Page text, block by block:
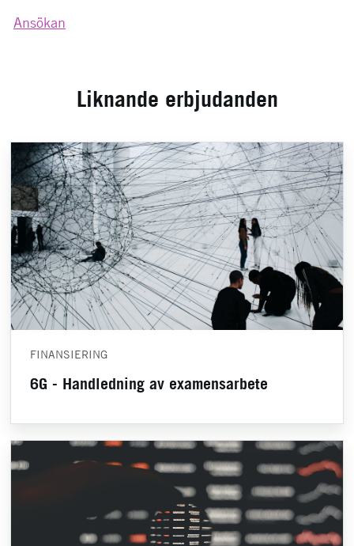
Ansökan
Liknande erbjudanden
FINANSIERING
6G - Handledning av examensarbete